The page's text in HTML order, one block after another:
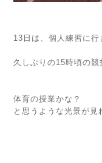
13日は、個人練習に行
久しぶりの15時頃の競
体育の授業かな？
と思うような光景が見